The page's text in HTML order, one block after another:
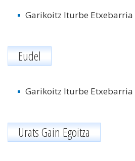
Garikoitz Iturbe Etxebarria
Eudel
Garikoitz Iturbe Etxebarria
Urats Gain Egoitza